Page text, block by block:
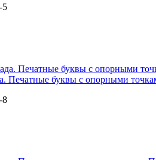
5
Печатные буквы с опорными
8